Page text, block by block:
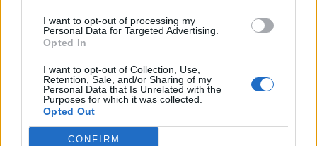
I want to opt-out of processing my
Personal Data for Targeted Advertising.
Opted In
I want to opt-out of Collection, Use,
Retention, Sale, and/or Sharing of my
Personal Data that Is Unrelated with the
Purposes for which it was collected.
Opted Out
CONFIRM
Nőileg
menjünk!